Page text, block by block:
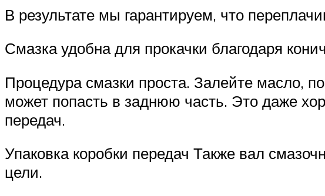
В результате мы гарантируем, что
Смазка удобна для прокачки благодаря
Процедура смазки проста. Залейте масло,
может попасть в заднюю часть. Это даже
передач.
Упаковка коробки передач Также вал
цели.